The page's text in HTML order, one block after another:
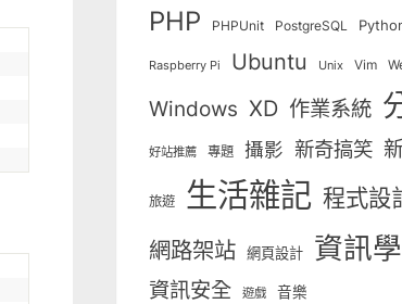
PHP PHPUnit PostgreSQL
Raspberry Pi Ubuntu Unix Vim
Windows XD 作業系統
好站推薦 專題 攝影 新奇搞笑
旅遊 生活雜記 程式設
網路架站 網頁設計 資訊
資訊安全 遊戲 音樂